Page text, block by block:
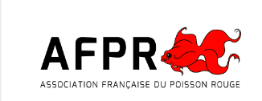
contenu